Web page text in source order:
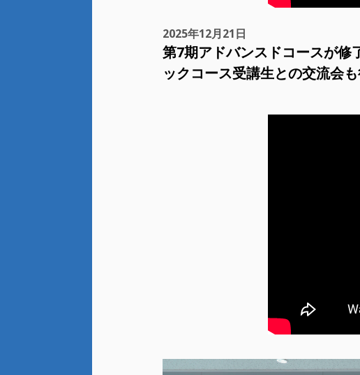
2025年12月21日
第7期アドバンスドコースが修
ックコース受講生との交流会も